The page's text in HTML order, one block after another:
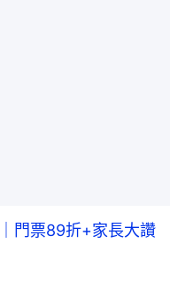
門票89折+家長大讚